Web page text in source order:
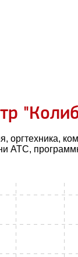
оргтехника,
АТС,